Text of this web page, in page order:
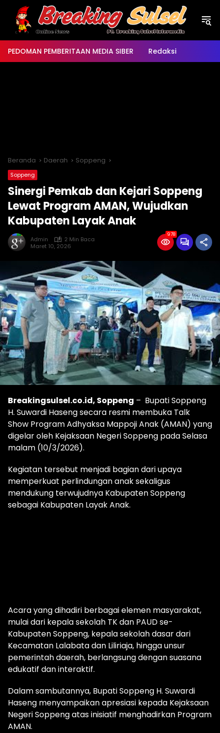
Langsung
konten
PEDOMAN PEMBERITAAN MEDIA SIBER Redaksi
Beranda Daerah Soppeng
Soppeng
Sinergi Pemkab dan Kejari Soppeng
Lewat Program AMAN, Wujudkan
Kabupaten Layak Anak
Admin
2 Min Baca
Maret 10, 2026
978
Breakingsulsel.co.id, Soppeng – Bupati Soppeng
H. Suwardi Haseng secara resmi membuka Talk
Show Program Adhyaksa Mappoji Anak (AMAN) yang
digelar oleh Kejaksaan Negeri Soppeng pada Selasa
malam (10/3/2026).
Kegiatan tersebut menjadi bagian dari upaya
memperkuat perlindungan anak sekaligus
mendukung terwujudnya Kabupaten Soppeng
sebagai Kabupaten Layak Anak.
Acara yang dihadiri berbagai elemen masyarakat,
mulai dari kepala sekolah TK dan PAUD se-
Kabupaten Soppeng, kepala sekolah dasar dari
Kecamatan Lalabata dan Liliriaja, hingga unsur
pemerintah daerah, berlangsung dengan suasana
edukatif dan interaktif.
Dalam sambutannya, Bupati Soppeng H. Suwardi
Haseng menyampaikan apresiasi kepada Kejaksaan
Negeri Soppeng atas inisiatif menghadirkan Program
AMAN.